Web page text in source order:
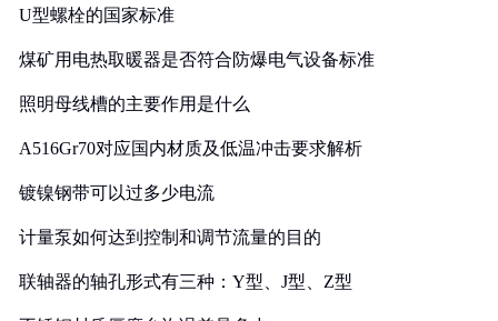
U型螺栓的国家标准
煤矿用电热取暖器是否符合防爆电气设备标准
照明母线槽的主要作用是什么
A516Gr70对应国内材质及低温冲击要求解析
镀镍钢带可以过多少电流
计量泵如何达到控制和调节流量的目的
联轴器的轴孔形式有三种：Y型、J型、Z型